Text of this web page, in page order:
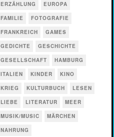
ERZÄHLUNG
EUROPA
FAMILIE
FOTOGRAFIE
FRANKREICH
GAMES
GEDICHTE
GESCHICHTE
GESELLSCHAFT
HAMBURG
ITALIEN
KINDER
KINO
KRIEG
KULTURBUCH
LESEN
LIEBE
LITERATUR
MEER
MUSIK/MUSIC
MÄRCHEN
NAHRUNG